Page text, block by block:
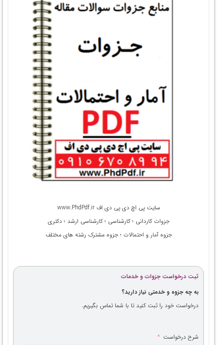
سایت پی اچ دی پی دی اف www.PhdPdf.ir
جزوات کاردانی ؛ کارشناسی ؛ کارشناسی ارشد ؛ دکتری
جزوه آمار و احتمالات ؛ جزوه مشترک رشته های مختلف
ثبت درخواست جزوات و خدمات
به چه جزوه و خدمتی نیاز دارید؟
درخواست خود را ثبت کنید تا با شما تماس بگیریم.
شرح درخواست